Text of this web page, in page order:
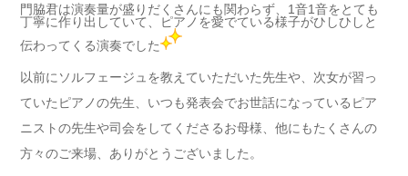
門脇君は演奏量が盛りだくさんにも関わらず、1音1音をとても
丁寧に作り出していて、ピアノを愛でている様子がひしひしと
伝わってくる演奏でした
以前にソルフェージュを教えていただいた先生や、次女が習っ
ていたピアノの先生、いつも発表会でお世話になっているピア
ニストの先生や司会をしてくださるお母様、他にもたくさんの
方々のご来場、ありがとうございました。